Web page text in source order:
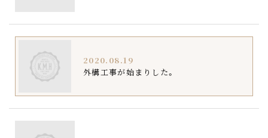
2020.08.19
外構工事が始まりした。